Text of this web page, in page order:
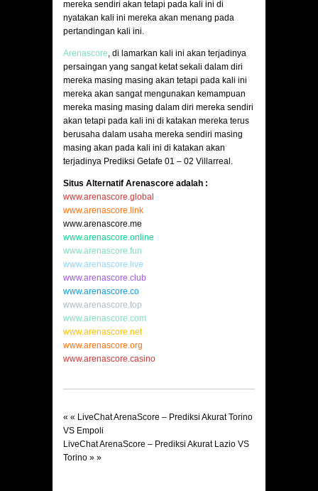
mereka sendiri akan tetapi pada kali ini di
nyatakan kali ini mereka akan menang pada
pertandingan kali ini.
Arenascore, di lamarkan kali ini akan terjadinya
persaingan yang sangat ketat sekali dalam diri
mereka masing masing akan tetapi pada kali ini
mereka akan sangat mengunakan kemampuan
mereka masing masing dalam diri mereka sendiri
akan tetapi pada kali ini di katakan mereka terus
berusaha dalam usaha mereka sendiri masing
masing akan pada kali ini di katakan akan
terjadinya Prediksi Getafe 01 – 02 Villarreal.
Situs Alternatif Arenascore adalah :
www.arenascore.global
www.arenascore.link
www.arenascore.me
www.arenascore.online
www.arenascore.fun
www.arenascore.live
www.arenascore.club
www.arenascore.co
www.arenascore.top
www.arenascore.com
www.arenascore.net
www.arenascore.org
www.arenascore.casino
« « LiveChat ArenaScore – Prediksi Akurat Torino
VS Empoli
LiveChat ArenaScore – Prediksi Akurat Lazio VS
Torino » »